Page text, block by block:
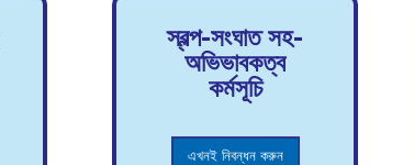
স্বল্প-সংঘাত সহ-
অভিভাবকত্ব
কর্মসূচি
এখনই নিবন্ধন করুন